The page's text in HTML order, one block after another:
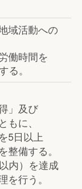
域活動への
働時間を
る。
」及び
もに、
5日以上
整備する。
内）を達成
を行う。